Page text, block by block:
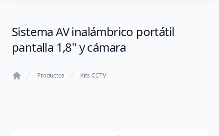
Sistema AV inalámbrico portátil
pantalla 1,8" y cámara
Productos Kits CCTV